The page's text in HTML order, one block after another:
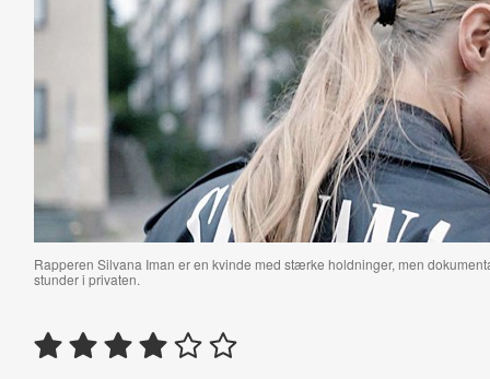
Rapperen Silvana Iman er en kvinde med stærke holdninger, men
stunder i privaten.